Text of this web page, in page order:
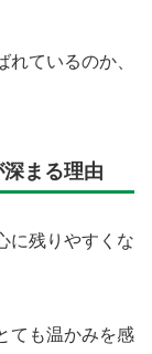
ているのか、
まる理由
に残りやすくな
ても温かみを感